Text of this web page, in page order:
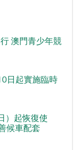
澳門青少年競
日起實施臨時
）起恢復使
候車配套